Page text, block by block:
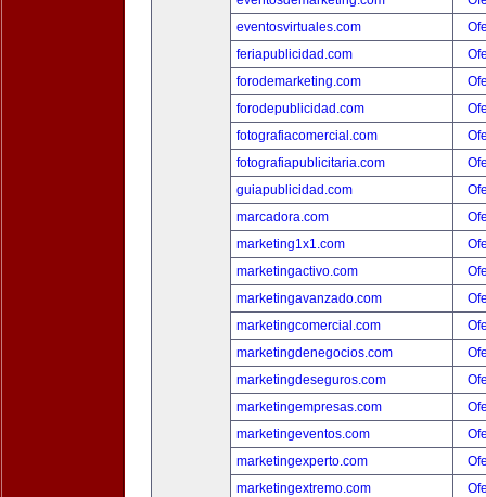
eventosvirtuales.com
feriapublicidad.com
forodemarketing.com
forodepublicidad.com
fotografiacomercial.com
fotografiapublicitaria.com
guiapublicidad.com
marcadora.com
marketing1x1.com
marketingactivo.com
marketingavanzado.com
marketingcomercial.com
marketingdenegocios.com
marketingdeseguros.com
marketingempresas.com
marketingeventos.com
marketingexperto.com
marketingextremo.com